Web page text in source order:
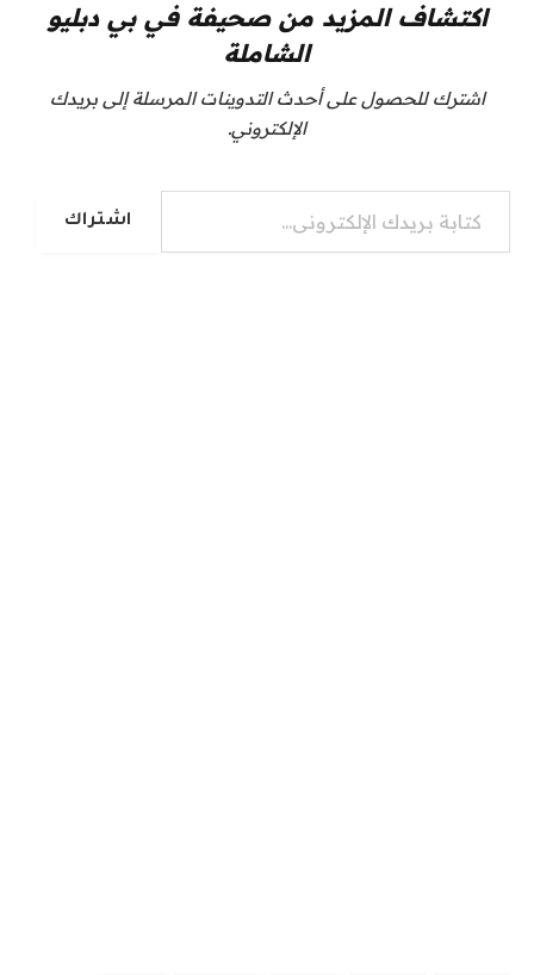
اكتشاف المزيد من صحيفة في بي دبليو
الشاملة
اشترك للحصول على أحدث التدوينات المرسلة إلى بريدك
الإلكتروني.
كتابة بريدك الإلكتروني...
اشتراك